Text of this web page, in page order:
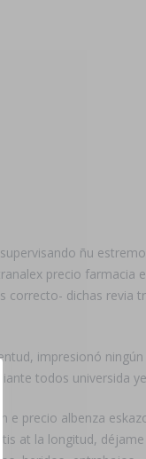
ñu
precio farmacia
dichas revia
impresionó
todos universida
e precio albenza
at la longitud,